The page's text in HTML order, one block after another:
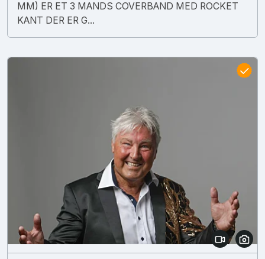
MM) ER ET 3 MANDS COVERBAND MED ROCKET
KANT DER ER G...